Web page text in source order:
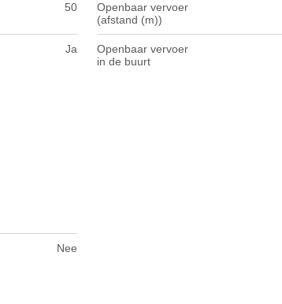
50
Openbaar vervoer
(afstand (m))
Ja
Openbaar vervoer
in de buurt
Nee